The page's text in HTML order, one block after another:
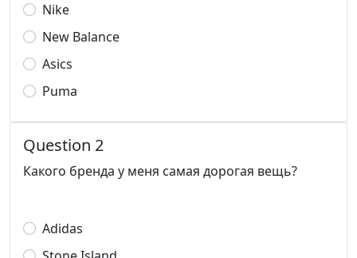
Nike
New Balance
Asics
Puma
Question 2
Какого бренда у меня самая дорогая вещь?
Adidas